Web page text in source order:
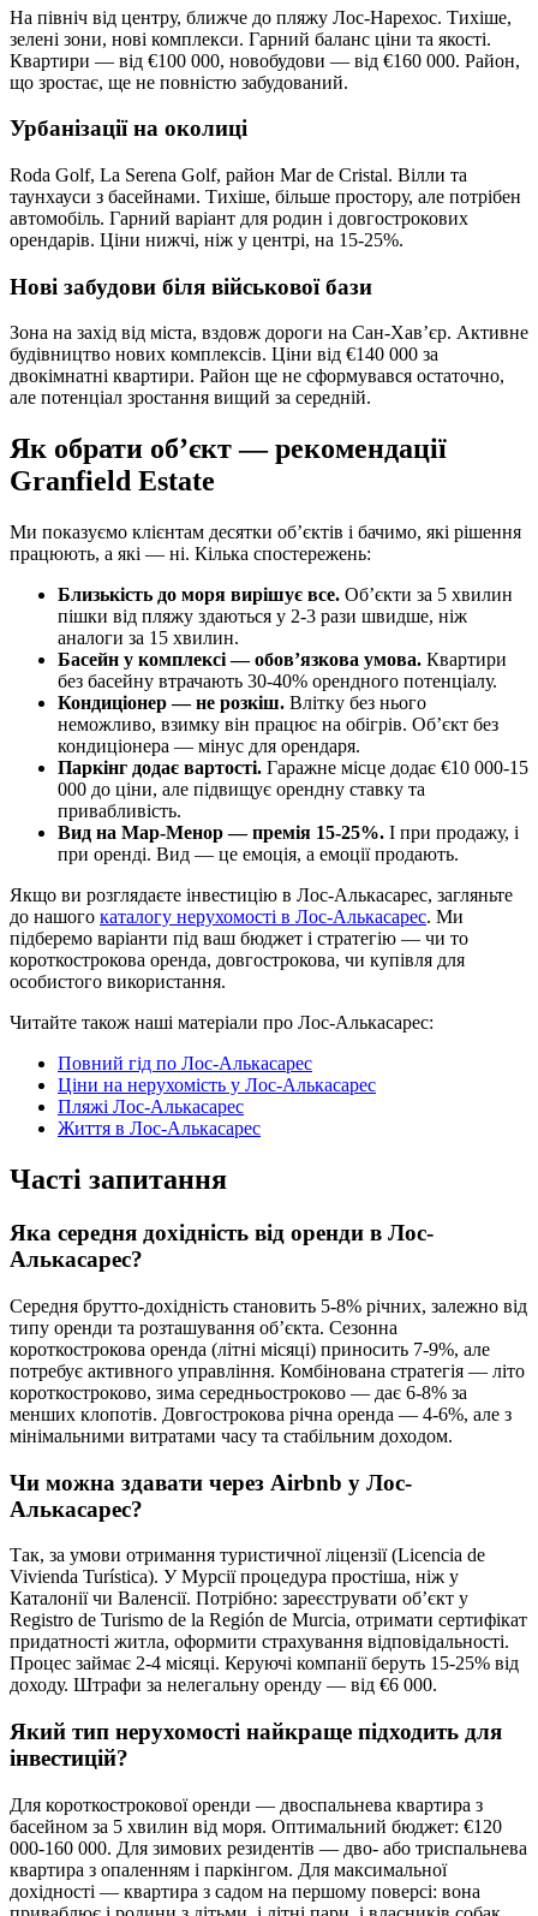
На північ від центру, ближче до пляжу Лос-Нарехос. Тихіше,
зелені зони, нові комплекси. Гарний баланс ціни та якості.
Квартири — від €100 000, новобудови — від €160 000. Район,
що зростає, ще не повністю забудований.
Урбанізації на околиці
Roda Golf, La Serena Golf, район Mar de Cristal. Вілли та
таунхауси з басейнами. Тихіше, більше простору, але потрібен
автомобіль. Гарний варіант для родин і довгострокових
орендарів. Ціни нижчі, ніж у центрі, на 15-25%.
Нові забудови біля військової бази
Зона на захід від міста, вздовж дороги на Сан-Хавʼєр. Активне
будівництво нових комплексів. Ціни від €140 000 за
двокімнатні квартири. Район ще не сформувався остаточно,
але потенціал зростання вищий за середній.
Як обрати обʼєкт — рекомендації
Granfield Estate
Ми показуємо клієнтам десятки обʼєктів і бачимо, які рішення
працюють, а які — ні. Кілька спостережень:
Близькість до моря вирішує все. Обʼєкти за 5 хвилин
пішки від пляжу здаються у 2-3 рази швидше, ніж
аналоги за 15 хвилин.
Басейн у комплексі — обовʼязкова умова. Квартири
без басейну втрачають 30-40% орендного потенціалу.
Кондиціонер — не розкіш. Влітку без нього
неможливо, взимку він працює на обігрів. Обʼєкт без
кондиціонера — мінус для орендаря.
Паркінг додає вартості. Гаражне місце додає €10 000-15
000 до ціни, але підвищує орендну ставку та
привабливість.
Вид на Мар-Менор — премія 15-25%. І при продажу, і
при оренді. Вид — це емоція, а емоції продають.
Якщо ви розглядаєте інвестицію в Лос-Алькасарес, загляньте
до нашого каталогу нерухомості в Лос-Алькасарес. Ми
підберемо варіанти під ваш бюджет і стратегію — чи то
короткострокова оренда, довгострокова, чи купівля для
особистого використання.
Читайте також наші матеріали про Лос-Алькасарес:
Повний гід по Лос-Алькасарес
Ціни на нерухомість у Лос-Алькасарес
Пляжі Лос-Алькасарес
Життя в Лос-Алькасарес
Часті запитання
Яка середня дохідність від оренди в Лос-
Алькасарес?
Середня брутто-дохідність становить 5-8% річних, залежно від
типу оренди та розташування обʼєкта. Сезонна
короткострокова оренда (літні місяці) приносить 7-9%, але
потребує активного управління. Комбінована стратегія — літо
короткостроково, зима середньостроково — дає 6-8% за
менших клопотів. Довгострокова річна оренда — 4-6%, але з
мінімальними витратами часу та стабільним доходом.
Чи можна здавати через Airbnb у Лос-
Алькасарес?
Так, за умови отримання туристичної ліцензії (Licencia de
Vivienda Turística). У Мурсії процедура простіша, ніж у
Каталонії чи Валенсії. Потрібно: зареєструвати обʼєкт у
Registro de Turismo de la Región de Murcia, отримати сертифікат
придатності житла, оформити страхування відповідальності.
Процес займає 2-4 місяці. Керуючі компанії беруть 15-25% від
доходу. Штрафи за нелегальну оренду — від €6 000.
Який тип нерухомості найкраще підходить для
інвестицій?
Для короткострокової оренди — двоспальнева квартира з
басейном за 5 хвилин від моря. Оптимальний бюджет: €120
000-160 000. Для зимових резидентів — дво- або триспальнева
квартира з опаленням і паркінгом. Для максимальної
дохідності — квартира з садом на першому поверсі: вона